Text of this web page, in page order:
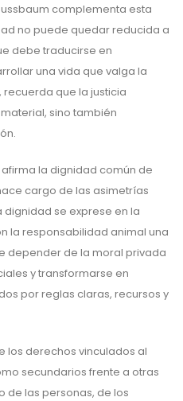
complementa esta
no puede quedar reducida a
debe traducirse en
una vida que valga la
recuerda que la justicia
sino también
la dignidad común de
cargo de las asimetrías
se exprese en la
la responsabilidad animal una
depender de la moral privada
y transformarse en
por reglas claras, recursos y
los derechos vinculados al
secundarios frente a otras
de las personas, de los